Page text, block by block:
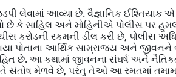
લેવામાં આવ્યા છે. વૈજ્ઞાનિક ઈશ્તિયાક
અને મોહિનીએ પોલીસ પર હુમલો
રકમની ડીલ કરી છે, પોલીસ
પોતાના આર્થિક સામ્રાજ્ય અને જીવનને
છે. આ કથામાં જીવનના સંઘર્ષ અને
મેળવે છે, પરંતુ તેઓ આ રમતમાં તમામ